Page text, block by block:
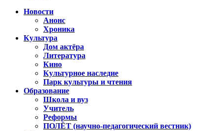
Новости
Анонс
Хроника
Культура
Дом актёра
Литература
Кино
Культурное наследие
Парк культуры и чтения
Образование
Школа и вуз
Учитель
Реформы
ПОЛЁТ (научно-педагогический вестник)